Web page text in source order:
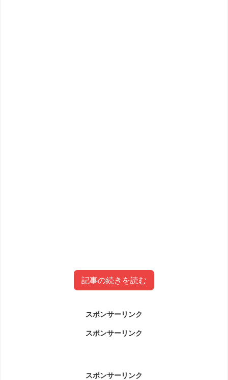
記事の続きを読む
ロフィール(年齢・大学)
木村沙織の夫(旦那)日高裕次郎wikiプロフィール(年齢・大
スポンサーリンク
スポンサーリンク
スポンサーリンク